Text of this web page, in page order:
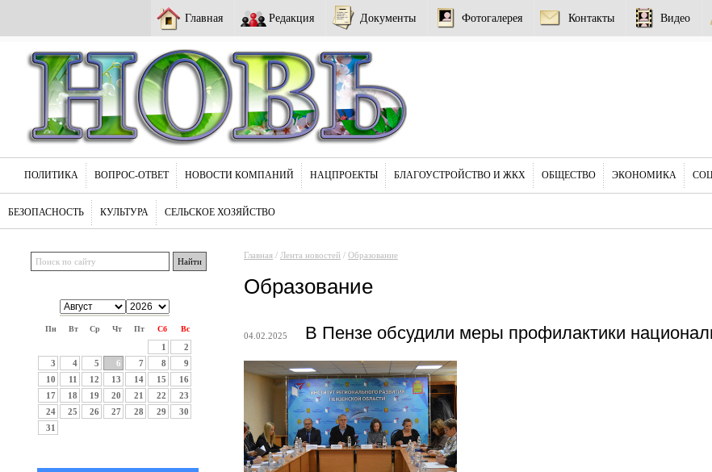
Главная Редакция Документы Фотогалерея Контакты Видео
ПОЛИТИКА ВОПРОС-ОТВЕТ НОВОСТИ КОМПАНИЙ НАЦПРОЕКТЫ БЛАГОУСТРОЙСТВО И ЖКХ ОБЩЕСТВО ЭКОНОМИКА
БЕЗОПАСНОСТЬ КУЛЬТУРА СЕЛЬСКОЕ ХОЗЯЙСТВО
Пн Вт Ср Чт Пт Сб Вс
1
2
3
4 5 6 7 8
9
10
11 12 13 14 15
16
17
18 19 20 21 22
23
24
25 26 27 28 29
30
31
Главная / Лента новостей / Образование
Образование
04.02.2025 В Пензе обсудили меры профилактики